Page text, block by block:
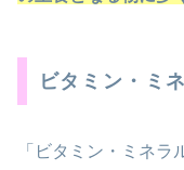
ビタミン・ミ
「ビタミン・ミネラ